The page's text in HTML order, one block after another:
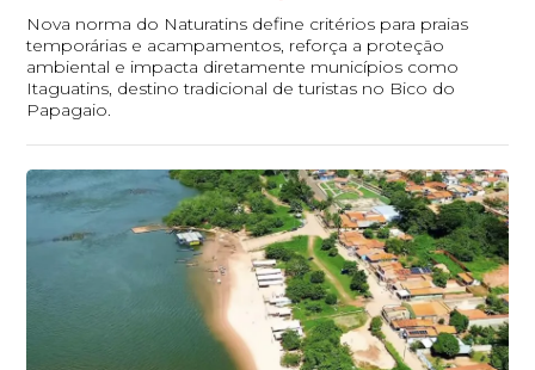
Nova norma do Naturatins define critérios para praias
temporárias e acampamentos, reforça a proteção
ambiental e impacta diretamente municípios como
Itaguatins, destino tradicional de turistas no Bico do
Papagaio.